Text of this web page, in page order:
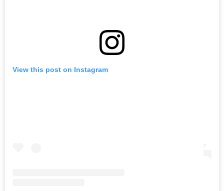
View this post on Instagram